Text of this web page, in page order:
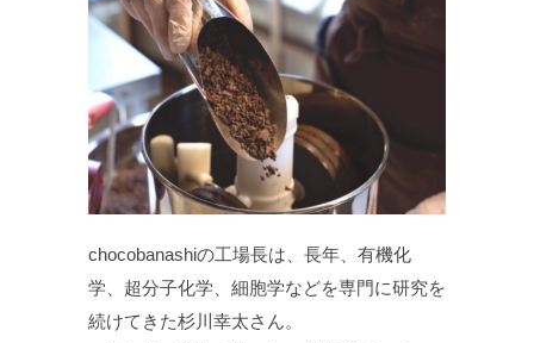
chocobanashiの工場長は、長年、有機化
学、超分子化学、細胞学などを専門に研究を
続けてきた杉川幸太さん。